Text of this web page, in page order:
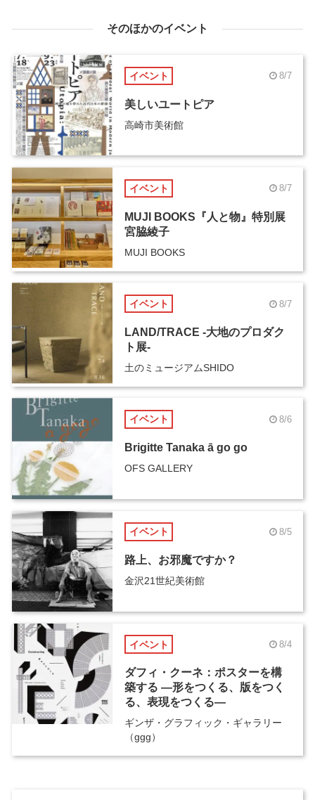
そのほかのイベント
イベント 8/7
美しいユートピア
高崎市美術館
イベント 8/7
MUJI BOOKS『人と物』特別展
宮脇綾子
MUJI BOOKS
イベント 8/7
LAND/TRACE -大地のプロダク
ト展-
土のミュージアムSHIDO
イベント 8/6
Brigitte Tanaka ā go go
OFS GALLERY
イベント 8/5
路上、お邪魔ですか？
金沢21世紀美術館
イベント 8/4
ダフィ・クーネ：ポスターを構
築する ―形をつくる、版をつく
る、表現をつくる―
ギンザ・グラフィック・ギャラリー
（ggg）